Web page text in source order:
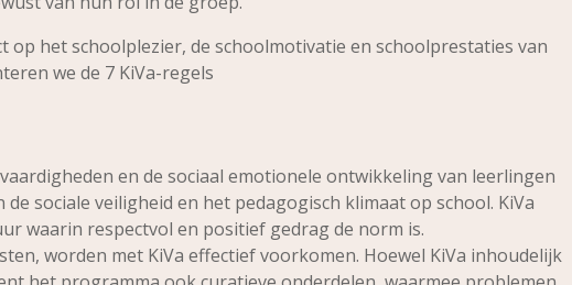
op het schoolplezier, de schoolmotivatie en schoolprestaties van
we de 7 KiVa-regels
en de sociaal emotionele ontwikkeling van leerlingen
sociale veiligheid en het pedagogisch klimaat op school. KiVa
waarin respectvol en positief gedrag de norm is.
worden met KiVa effectief voorkomen. Hoewel KiVa inhoudelijk